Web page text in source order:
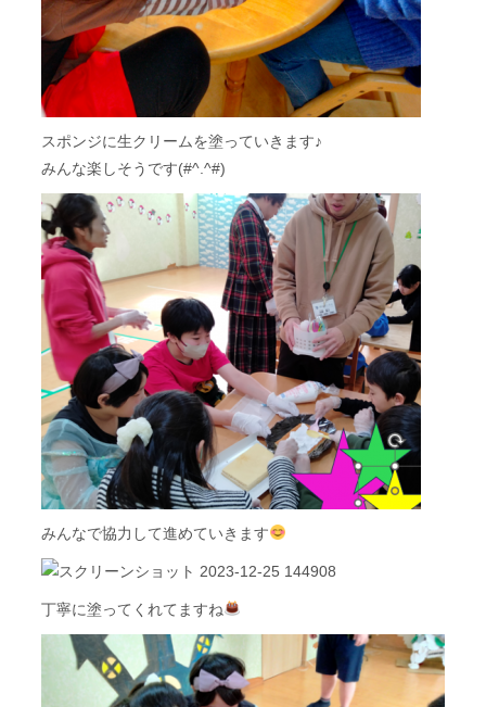
スポンジに生クリームを塗っていきます♪
みんな楽しそうです(#^.^#)
みんなで協力して進めていきます
丁寧に塗ってくれてますね